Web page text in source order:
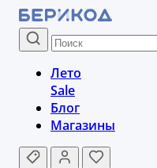
Лето
Sale
Блог
Магазины